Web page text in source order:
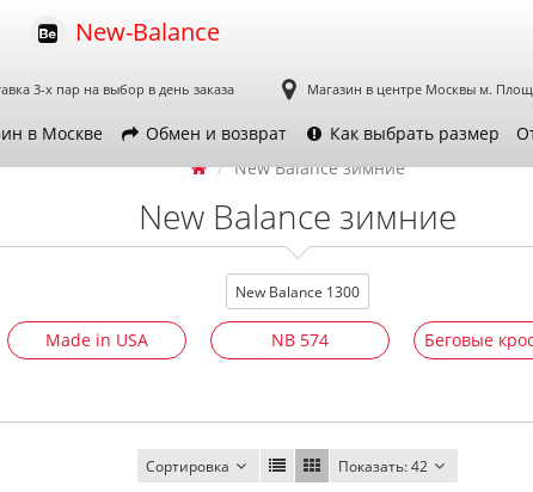
New-Balance
3-х пар на выбор в день заказа Магазин в центре Москвы м.
в Москве Обмен и возврат Как выбрать размер
New Balance зимние
New Balance зимние
New Balance 1300
Made in USA NB 574 Беговые
Сортировка Показать:42